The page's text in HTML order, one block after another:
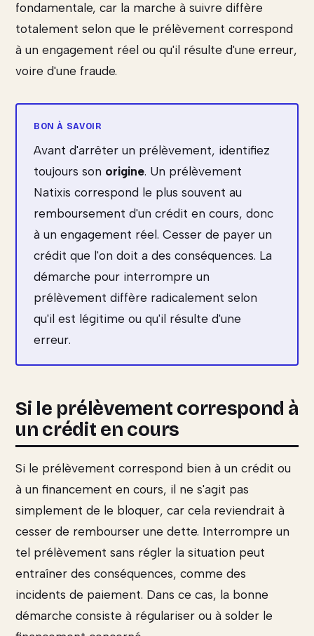
fondamentale, car la marche à suivre diffère
totalement selon que le prélèvement correspond
à un engagement réel ou qu'il résulte d'une erreur,
voire d'une fraude.
Avant d'arrêter un prélèvement, identifiez
toujours son origine. Un prélèvement
Natixis correspond le plus souvent au
remboursement d'un crédit en cours, donc
à un engagement réel. Cesser de payer un
crédit que l'on doit a des conséquences. La
démarche pour interrompre un
prélèvement diffère radicalement selon
qu'il est légitime ou qu'il résulte d'une
erreur.
Si le prélèvement correspond à
un crédit en cours
Si le prélèvement correspond bien à un crédit ou
à un financement en cours, il ne s'agit pas
simplement de le bloquer, car cela reviendrait à
cesser de rembourser une dette. Interrompre un
tel prélèvement sans régler la situation peut
entraîner des conséquences, comme des
incidents de paiement. Dans ce cas, la bonne
démarche consiste à régulariser ou à solder le